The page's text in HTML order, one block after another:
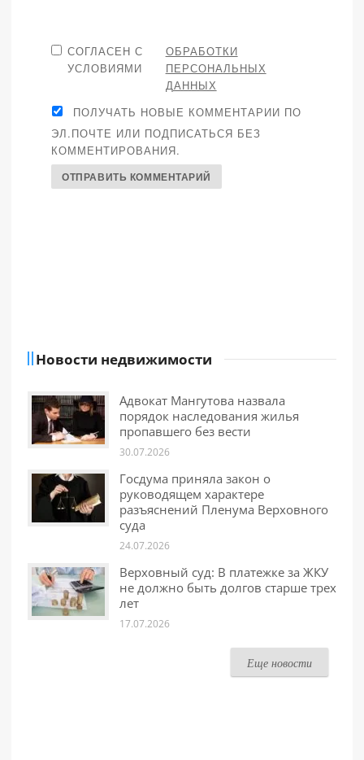
СОГЛАСЕН С
УСЛОВИЯМИ
ОБРАБОТКИ
ПЕРСОНАЛЬНЫХ
ДАННЫХ
ПОЛУЧАТЬ НОВЫЕ КОММЕНТАРИИ ПО
ЭЛ.ПОЧТЕ ИЛИ ПОДПИСАТЬСЯ БЕЗ
КОММЕНТИРОВАНИЯ.
Новости недвижимости
Адвокат Мангутова назвала
порядок наследования жилья
пропавшего без вести
30.07.2026
Госдума приняла закон о
руководящем характере
разъяснений Пленума Верховного
суда
24.07.2026
Верховный суд: В платежке за ЖКУ
не должно быть долгов старше трех
лет
17.07.2026
Еще новости